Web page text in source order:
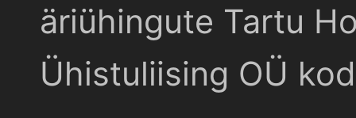
äriühingute Tartu
Ühistuliising OÜ